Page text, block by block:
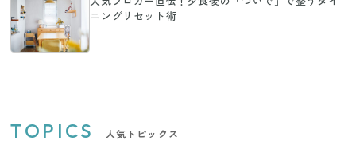
ニングリセット術
TOPICS 人気トピックス